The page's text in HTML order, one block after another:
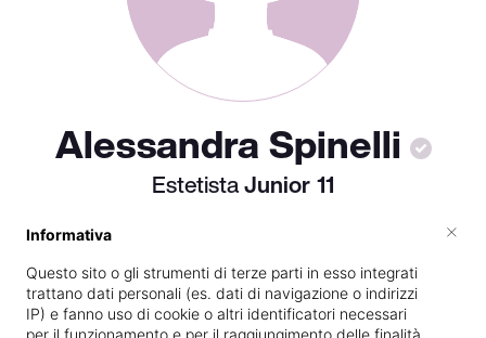
Alessandra Spinelli
EstetistaJunior11
Vive aCorsico
Dipendente pressoFARMACIA barona
Informativa
Questo sito o gli strumenti di terze parti in esso integrati
trattano dati personali (es. dati di navigazione o indirizzi
IP) e fanno uso di cookie o altri identificatori necessari
per il funzionamento e per il raggiungimento delle finalità
×